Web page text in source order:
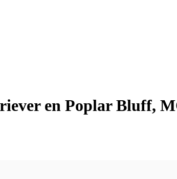
en Poplar Bluff,